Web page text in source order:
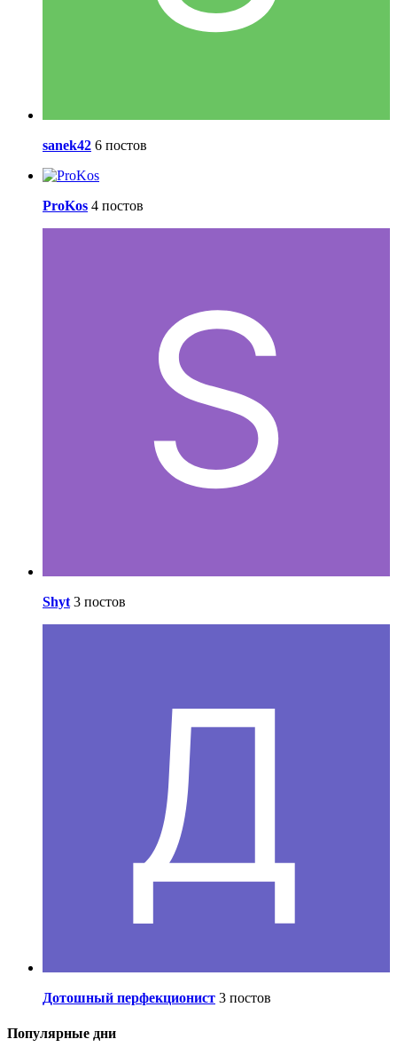
sanek42 6 постов
ProKos 4 постов
Shyt 3 постов
Дотошный перфекционист 3 постов
Популярные дни